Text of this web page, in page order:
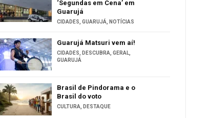
‘Segundas em Cena’ em
Guarujá
CIDADES,GUARUJÁ, NOTÍCIAS
Guarujá Matsuri vem aí!
CIDADES, DESCUBRA,GERAL,
GUARUJÁ
Brasil de Pindorama e o
Brasil do voto
CULTURA, DESTAQUE